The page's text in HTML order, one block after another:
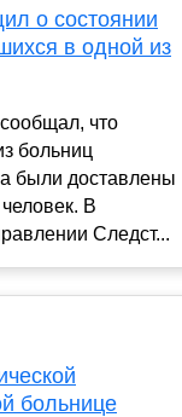
о состоянии
в одной из
что
больниц
были доставлены
В
Следст...
больнице